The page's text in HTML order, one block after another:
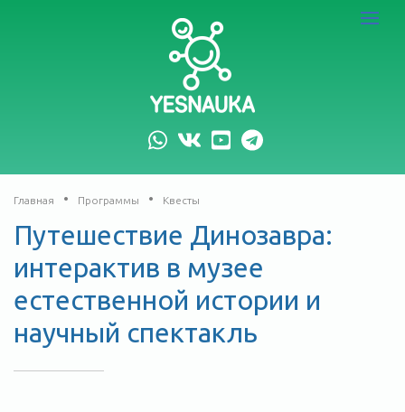
logo
whatsapp
vk youtubetelegram
Toggle
Главная Программы Квесты
Путешествие Динозавра:
интерактив в музее
естественной истории и
научный спектакль